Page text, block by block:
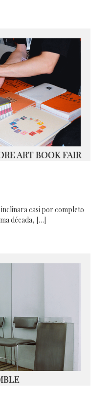
ART BOOK FAIR
inclinara casi por completo
década, […]